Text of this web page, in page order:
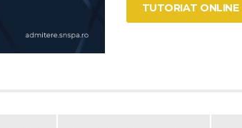
TUTORIAT ONLINE